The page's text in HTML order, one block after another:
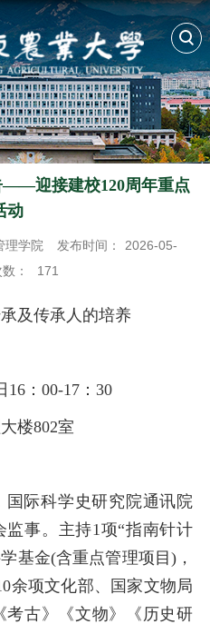
——迎接建校120周年重点
动
理学院 发布时间：
2026-05-
： 171
及传承人的培养
16：00-17：30
楼802室
国际科学史研究院通讯院
事。主持1项“指南针计
基金(含重点管理项目)，
余项文化部、国家文物局
古》《文物》《历史研